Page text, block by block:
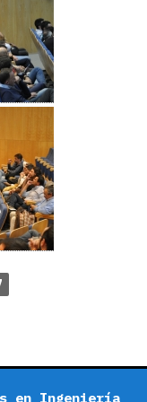
en Ingeniería